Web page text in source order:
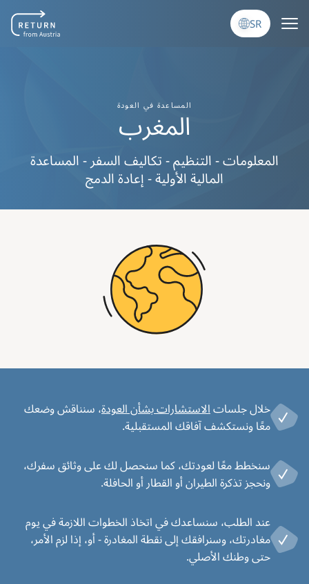
SR
المساعدة في العودة
المغرب
المعلومات - التنظيم - تكاليف السفر - المساعدة
المالية الأولية - إعادة الدمج
خلال جلسات الاستشارات بشأن العودة، سنناقش وضعك
معًا ونستكشف آفاقك المستقبلية.
سنخطط معًا لعودتك، كما سنحصل لك على وثائق سفرك،
ونحجز تذكرة الطيران أو القطار أو الحافلة.
عند الطلب، سنساعدك في اتخاذ الخطوات اللازمة في يوم
مغادرتك، وسنرافقك إلى نقطة المغادرة - أو، إذا لزم الأمر،
حتى وطنك الأصلي.